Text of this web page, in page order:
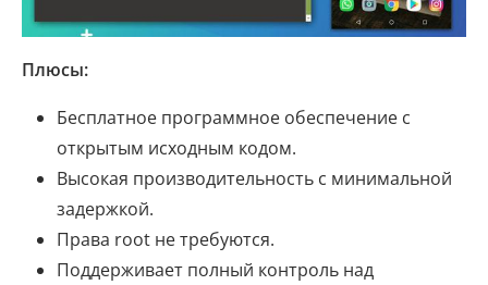
Плюсы:
Бесплатное программное обеспечение с
открытым исходным кодом.
Высокая производительность с минимальной
задержкой.
Права root не требуются.
Поддерживает полный контроль над